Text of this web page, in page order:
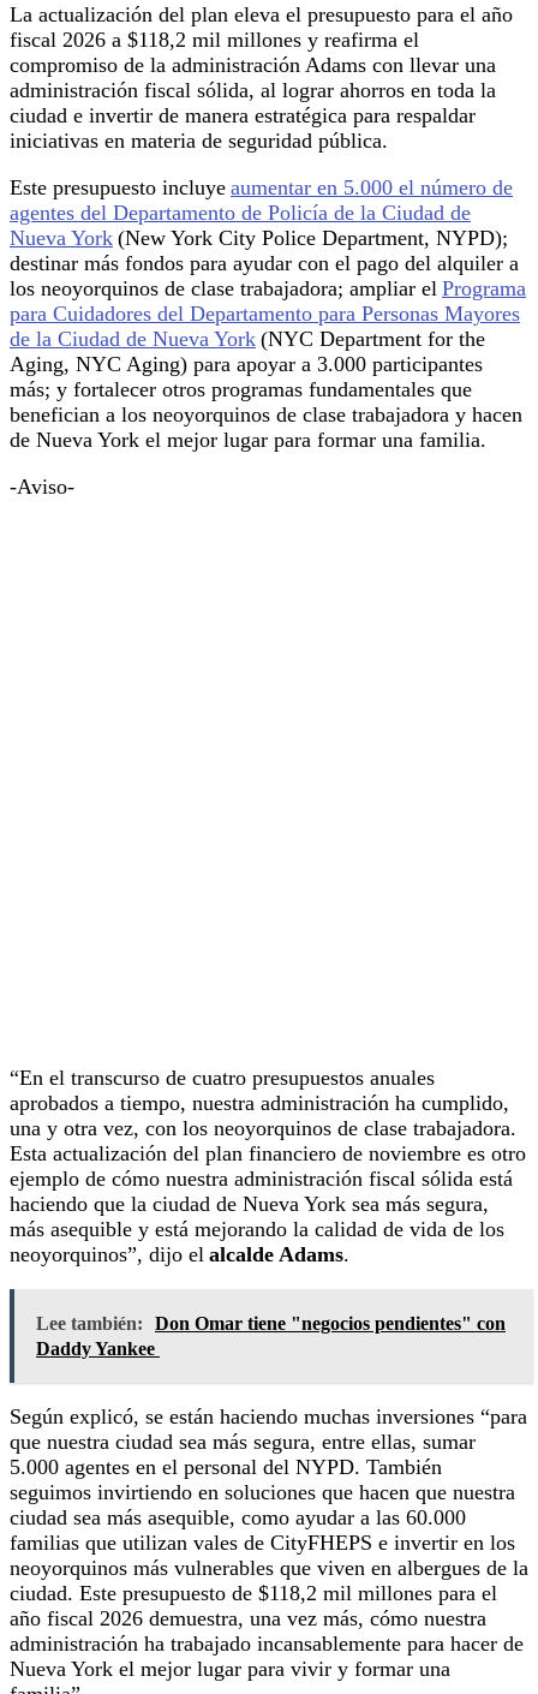
La actualización del plan eleva el presupuesto para el año
fiscal 2026 a $118,2 mil millones y reafirma el
compromiso de la administración Adams con llevar una
administración fiscal sólida, al lograr ahorros en toda la
ciudad e invertir de manera estratégica para respaldar
iniciativas en materia de seguridad pública.
Este presupuesto incluye aumentar en 5.000 el número de
agentes del Departamento de Policía de la Ciudad de
Nueva York (New York City Police Department, NYPD);
destinar más fondos para ayudar con el pago del alquiler a
los neoyorquinos de clase trabajadora; ampliar el Programa
para Cuidadores del Departamento para Personas Mayores
de la Ciudad de Nueva York (NYC Department for the
Aging, NYC Aging) para apoyar a 3.000 participantes
más; y fortalecer otros programas fundamentales que
benefician a los neoyorquinos de clase trabajadora y hacen
de Nueva York el mejor lugar para formar una familia.
-Aviso-
“En el transcurso de cuatro presupuestos anuales
aprobados a tiempo, nuestra administración ha cumplido,
una y otra vez, con los neoyorquinos de clase trabajadora.
Esta actualización del plan financiero de noviembre es otro
ejemplo de cómo nuestra administración fiscal sólida está
haciendo que la ciudad de Nueva York sea más segura,
más asequible y está mejorando la calidad de vida de los
neoyorquinos”, dijo el alcalde Adams.
Lee también:
Don Omar tiene "negocios pendientes" con
Daddy Yankee
Según explicó, se están haciendo muchas inversiones “para
que nuestra ciudad sea más segura, entre ellas, sumar
5.000 agentes en el personal del NYPD. También
seguimos invirtiendo en soluciones que hacen que nuestra
ciudad sea más asequible, como ayudar a las 60.000
familias que utilizan vales de CityFHEPS e invertir en los
neoyorquinos más vulnerables que viven en albergues de la
ciudad. Este presupuesto de $118,2 mil millones para el
año fiscal 2026 demuestra, una vez más, cómo nuestra
administración ha trabajado incansablemente para hacer de
Nueva York el mejor lugar para vivir y formar una